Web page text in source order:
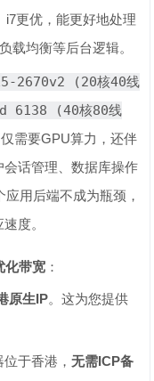
i7更优，能更好地处理
载均衡等后台逻辑。
2670v2 (20核40线
6138 (40核80线
需要GPU算力，还伴
话管理、数据库操作
用后端不成为瓶颈，
度。
化带宽 ‌：
原生IP‌。这为您提供
位于香港，‌无需ICP备